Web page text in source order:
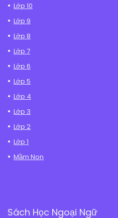
Lớp 10
Lớp 9
Lớp 8
Lớp 7
Lớp 6
Lớp 5
Lớp 4
Lớp 3
Lớp 2
Lớp 1
Mầm Non
Sách Học Ngoại Ngữ